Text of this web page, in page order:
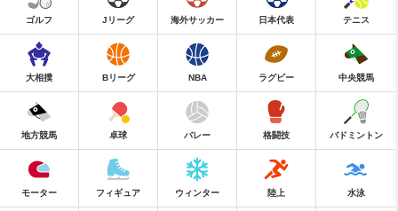
ゴルフ Jリーグ 海外サッカー 日本代表 テニス
大相撲 Bリーグ NBA ラグビー 中央競馬
地方競馬 卓球 バレー 格闘技 バドミントン
モーター フィギュア ウィンター 陸上 水泳